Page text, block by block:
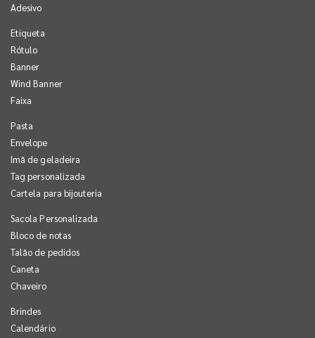
Adesivo
Etiqueta
Rótulo
Banner
Wind Banner
Faixa
Pasta
Envelope
Imã de geladeira
Tag personalizada
Cartela para bijouteria
Sacola Personalizada
Bloco de notas
Talão de pedidos
Caneta
Chaveiro
Brindes
Calendário